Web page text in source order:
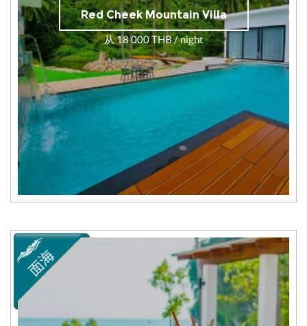
Red Cheek Mountain Villa
从 18 000 THB / night